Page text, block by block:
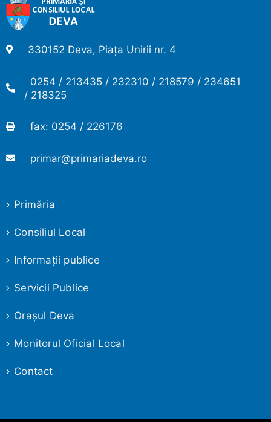
330152 Deva, Piața Unirii nr. 4
0254 / 213435 / 232310 / 218579 / 234651
/ 218325
fax: 0254 / 226176
primar@primariadeva.ro
Primăria
Consiliul Local
Informaţii publice
Servicii Publice
Oraşul Deva
Monitorul Oficial Local
Contact